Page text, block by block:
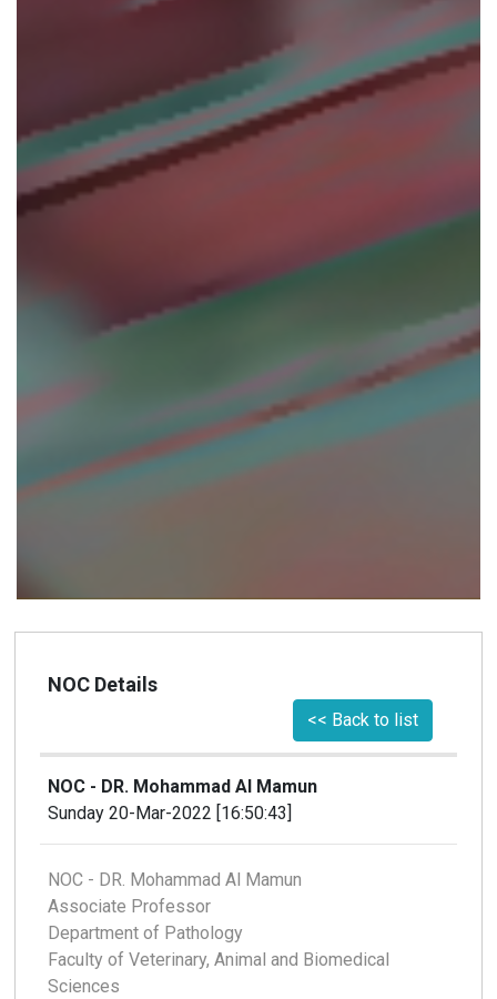
NOC Details
<< Back to list
NOC - DR. Mohammad Al Mamun
Sunday 20-Mar-2022 [16:50:43]
NOC - DR. Mohammad Al Mamun
Associate Professor
Department of Pathology
Faculty of Veterinary, Animal and Biomedical
Sciences